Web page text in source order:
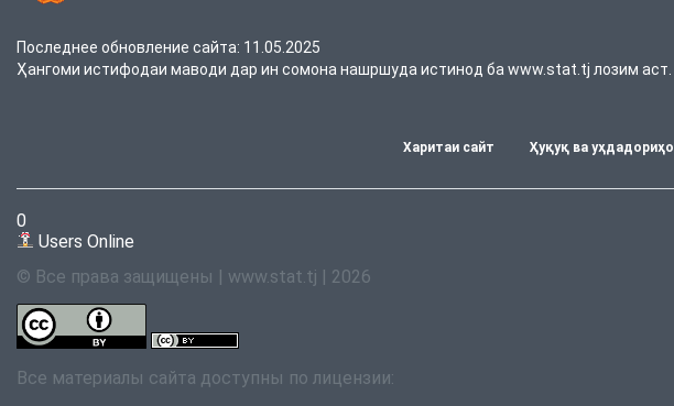
Последнее обновление сайта: 11.05.2025
Ҳангоми истифодаи маводи дар ин сомона нашршуда истинод ба www.stat.tj лозим аст.
Харитаи сайт Ҳуқуқ ва уҳдадориҳо
0
Users Online
© Все права защищены | www.stat.tj | 2026
Все материалы сайта доступны по лицензии: